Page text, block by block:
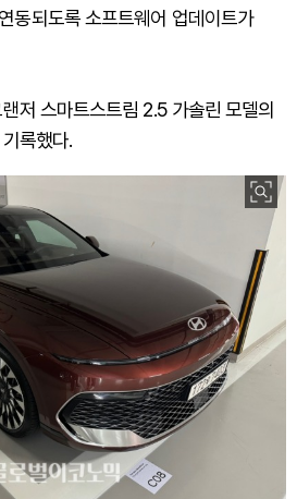
동되도록 소프트웨어 업데이트가
저 스마트스트림 2.5 가솔린 모델의
록했다.